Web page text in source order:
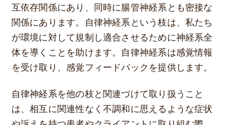
互依存関係にあり、同時に腸管神経系とも密接な
関係にあります。自律神経系という枝は、私たち
が環境に対して規制し適合させるために神経系全
体を導くことを助けます。自律神経系は感覚情報
を受け取り、感覚フィードバックを提供します。
自律神経系を他の枝と関連づけて取り扱うこと
は、相互に関連性なく不調和に思えるような症状